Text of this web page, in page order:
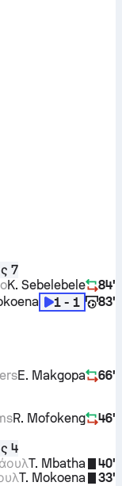
7
84'
K. Sebelebele
83'
1 - 1
66'
E. Makgopa
46'
R. Mofokeng
4
40'
T. Mbatha
33'
T. Mokoena